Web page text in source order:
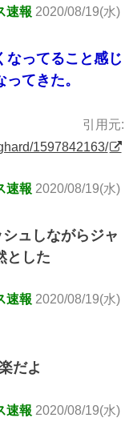
速報 2020/08/19(水)
なってること感じ
てきた。
引用元:
1597842163/
速報 2020/08/19(水)
ュしながらジャ
とした
速報 2020/08/19(水)
だよ
速報 2020/08/19(水)